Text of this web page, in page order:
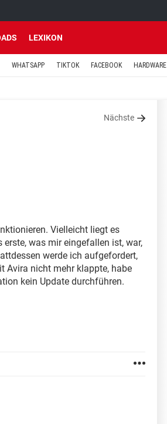
LEXIKON
WHATSAPP TIKTOK FACEBOOK HARDWARE
Nächste
Vielleicht liegt es
was mir eingefallen ist, war,
werde ich aufgefordert,
Avira nicht mehr klappte, habe
kein Update durchführen.